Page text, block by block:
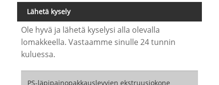
Lähetä kysely
Ole hyvä ja lähetä kyselysi alla olevalla
lomakkeella. Vastaamme sinulle 24 tunnin
kuluessa.